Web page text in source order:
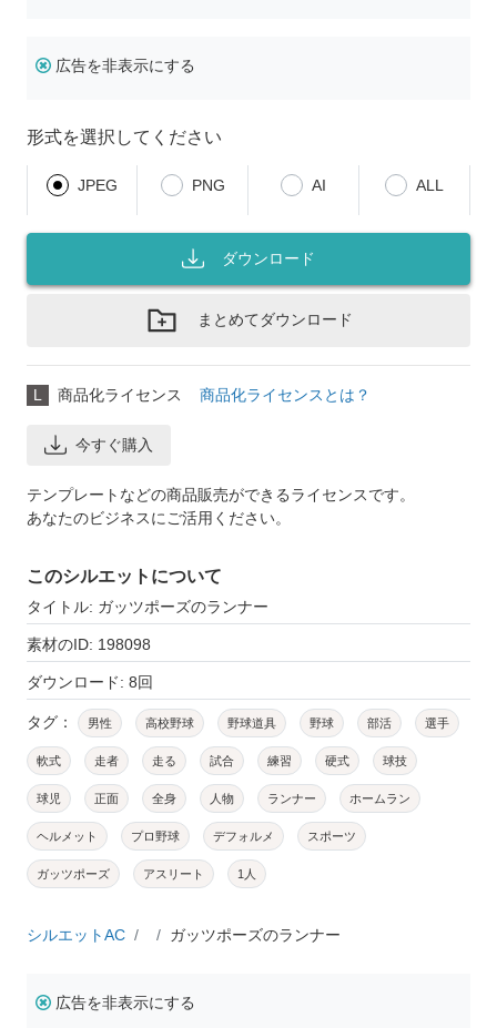
広告を非表示にする
形式を選択してください
JPEG PNG AI ALL
ダウンロード
まとめてダウンロード
L 商品化ライセンス 商品化ライセンスとは？
今すぐ購入
テンプレートなどの商品販売ができるライセンスです。
あなたのビジネスにご活用ください。
このシルエットについて
タイトル: ガッツポーズのランナー
素材のID: 198098
ダウンロード: 8回
タグ： 男性 高校野球 野球道具 野球 部活 選手
軟式 走者 走る 試合 練習 硬式 球技
球児 正面 全身 人物 ランナー ホームラン
ヘルメット プロ野球 デフォルメ スポーツ
ガッツポーズ アスリート 1人
シルエットAC ガッツポーズのランナー
広告を非表示にする